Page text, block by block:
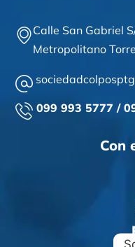
Calle San Gabriel
Metropolitano
099 993 5777 /
Con